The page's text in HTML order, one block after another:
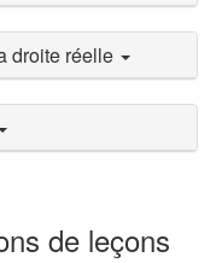
droite réelle
de leçons